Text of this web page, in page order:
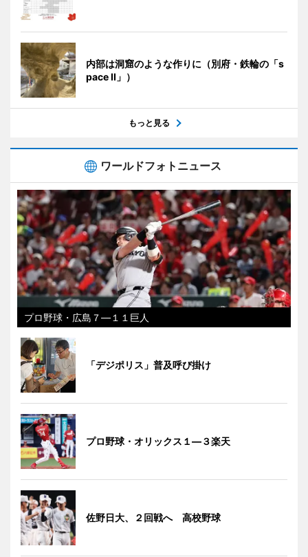
内部は洞窟のような作りに（別府・鉄輪の「s
pace II」）
もっと見る
ワールドフォトニュース
プロ野球・広島７―１１巨人
「デジポリス」普及呼び掛け
プロ野球・オリックス１―３楽天
佐野日大、２回戦へ 高校野球